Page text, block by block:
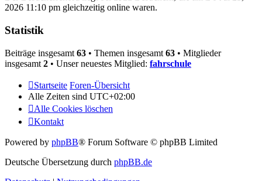
2026 11:10 pm gleichzeitig online waren.
Statistik
Beiträge insgesamt 63 • Themen insgesamt 63 • Mitglieder
insgesamt 2 • Unser neuestes Mitglied: fahrschule
Startseite Foren-Übersicht
Alle Zeiten sind UTC+02:00
Alle Cookies löschen
Kontakt
Powered by phpBB® Forum Software © phpBB Limited
Deutsche Übersetzung durch phpBB.de